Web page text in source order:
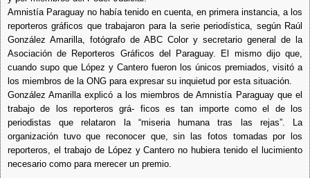
Amnistía Paraguay no había tenido en cuenta, en primera instancia, a los
reporteros gráficos que trabajaron para la serie periodística, según Raúl
González Amarilla, fotógrafo de ABC Color y secretario general de la
Asociación de Reporteros Gráficos del Paraguay. El mismo dijo que,
cuando supo que López y Cantero fueron los únicos premiados, visitó a
los miembros de la ONG para expresar su inquietud por esta situación.
González Amarilla explicó a los miembros de Amnistía Paraguay que el
trabajo de los reporteros grá- ficos es tan importe como el de los
periodistas que relataron la “miseria humana tras las rejas”. La
organización tuvo que reconocer que, sin las fotos tomadas por los
reporteros, el trabajo de López y Cantero no hubiera tenido el lucimiento
necesario como para merecer un premio.